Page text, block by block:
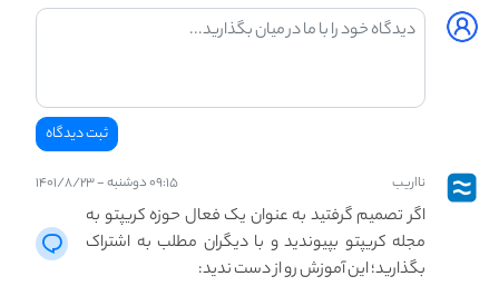
نااریب ۰۹:۱۵ دوشنبه - ۱۴۰۱/۸/۲۳
اگر تصمیم گرفتید به عنوان یک فعال حوزه کریپتو به
مجله کریپتو بپیوندید و با دیگران مطلب به اشتراک
بگذارید؛ این آموزش رو از دست ندید: